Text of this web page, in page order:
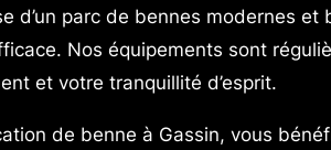
d’un parc de bennes modernes et
Nos équipements sont
et votre tranquillité d’esprit.
de benne à Gassin, vous